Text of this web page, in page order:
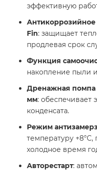
эффективную
Fin: защищает
продлевая срок
Функция
накопление пыли
Дренажная помпа
мм: обеспечивает
конденсата.
Режим
температуру
холодное время
Авторестарт: